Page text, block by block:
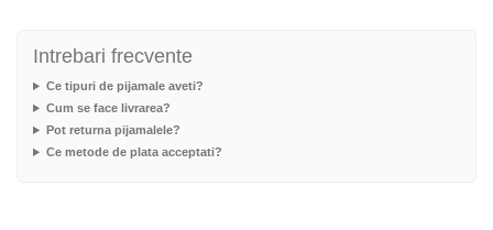
Intrebari frecvente
Ce tipuri de pijamale aveti?
Cum se face livrarea?
Pot returna pijamalele?
Ce metode de plata acceptati?